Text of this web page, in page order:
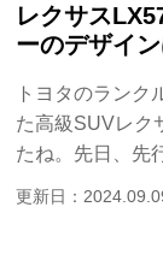
レクサス
ーのデザイ
トヨタのランク
た高級SUVレク
たね。先日、先
更新日：